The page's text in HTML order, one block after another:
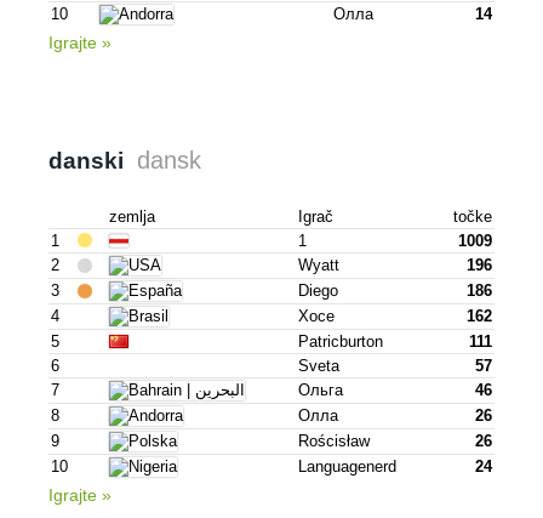
10
Олла 14
Igrajte »
danski dansk
zemlja Igrač
točke
1
1
1009
2
Wyatt
196
3
Diego
186
4
Хосе
162
5
Patricburton
111
6
Sveta
57
7
Ольга
46
8
Олла
26
9
Rościsław
26
10
Languagenerd 24
Igrajte »